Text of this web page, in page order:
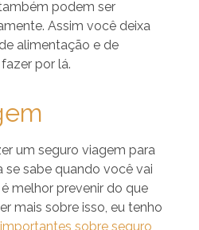
podem ser
Assim você deixa
alimentação e de
por lá.
um seguro viagem para
se sabe quando você vai
melhor prevenir do que
mais sobre isso, eu tenho
sobre seguro